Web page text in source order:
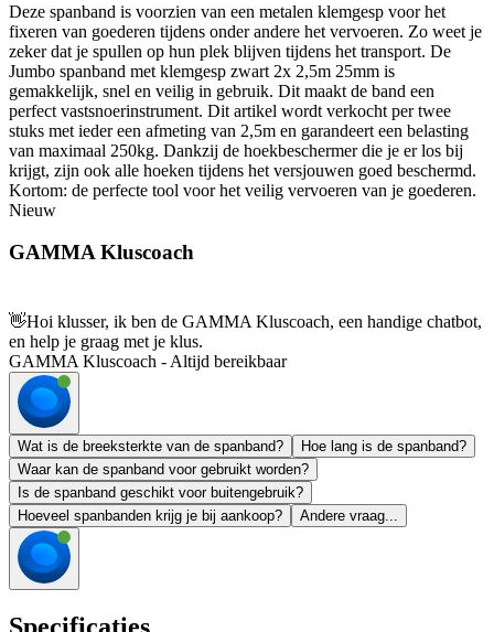
Deze spanband is voorzien van een metalen klemgesp voor het
fixeren van goederen tijdens onder andere het vervoeren. Zo weet je
zeker dat je spullen op hun plek blijven tijdens het transport. De
Jumbo spanband met klemgesp zwart 2x 2,5m 25mm is
gemakkelijk, snel en veilig in gebruik. Dit maakt de band een
perfect vastsnoerinstrument. Dit artikel wordt verkocht per twee
stuks met ieder een afmeting van 2,5m en garandeert een belasting
van maximaal 250kg. Dankzij de hoekbeschermer die je er los bij
krijgt, zijn ook alle hoeken tijdens het versjouwen goed beschermd.
Kortom: de perfecte tool voor het veilig vervoeren van je goederen.
Nieuw
GAMMA Kluscoach
👋Hoi klusser, ik ben de GAMMA Kluscoach, een handige chatbot,
en help je graag met je klus.
GAMMA Kluscoach - Altijd bereikbaar
Wat is de breeksterkte van de spanband?
Hoe lang is de spanband?
Waar kan de spanband voor gebruikt worden?
Is de spanband geschikt voor buitengebruik?
Hoeveel spanbanden krijg je bij aankoop?
Andere vraag...